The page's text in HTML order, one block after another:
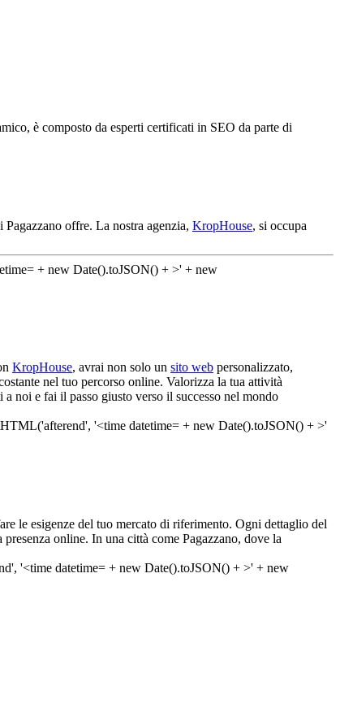
è composto da esperti certificati in SEO da parte di
offre. La nostra agenzia, KropHouse, si occupa
KropHouse, avrai non solo un sito web personalizzato,
nel tuo percorso online. Valorizza la tua attività
noi e fai il passo giusto verso il successo nel mondo
le esigenze del tuo mercato di riferimento. Ogni dettaglio del
online. In una città come Pagazzano, dove la